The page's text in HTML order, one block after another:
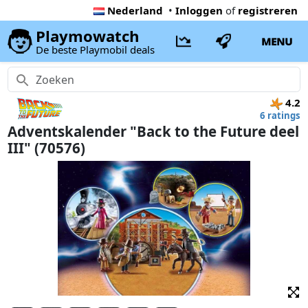
Nederland • Inloggen of registreren
Playmowatch
De beste Playmobil deals
MENU
4.2
6 ratings
Adventskalender "Back to the Future deel
III" (70576)